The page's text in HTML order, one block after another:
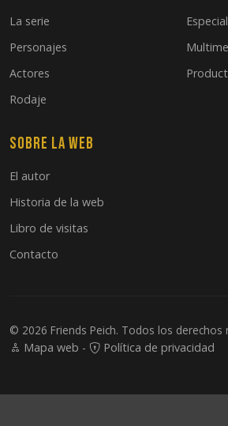
La serie
Personajes
Actores
Rodaje
Sobre la web
El autor
Historia de la web
Libro de visitas
Contacto
© 2026 Friends Peich. Todos los derechos
Mapa web - Política de privacidad